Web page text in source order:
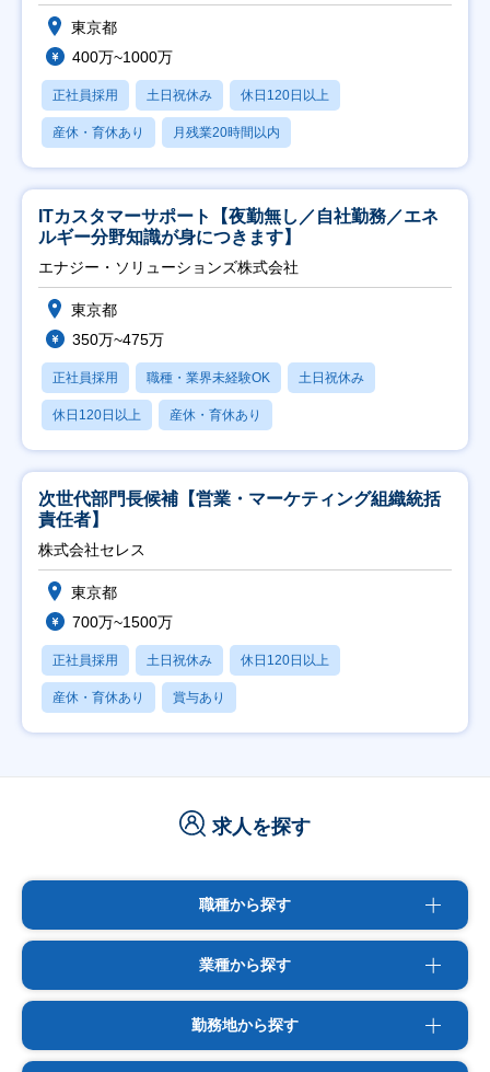
東京都
400万~1000万
正社員採用 土日祝休み 休日120日以上
産休・育休あり 月残業20時間以内
ITカスタマーサポート【夜勤無し／自社勤務／エネ
ルギー分野知識が身につきます】
エナジー・ソリューションズ株式会社
東京都
350万~475万
正社員採用 職種・業界未経験OK 土日祝休み
休日120日以上 産休・育休あり
次世代部門長候補【営業・マーケティング組織統括
責任者】
株式会社セレス
東京都
700万~1500万
正社員採用 土日祝休み 休日120日以上
産休・育休あり 賞与あり
求人を探す
職種から探す
業種から探す
勤務地から探す